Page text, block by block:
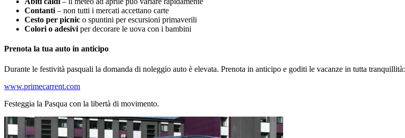
Contanti – non tutti i mercati accettano carte
Cesto per picnic o spuntini per escursioni primaverili
Colori o adesivi per decorare le uova con i bambini
Prenota la tua auto in anticipo
Durante le festività pasquali la domanda di noleggio auto è elevata. Prenota in anticipo e goditi le vacanze in tutta tranquillità:
www.primecarrent.com
Festeggia la Pasqua con la libertà di movimento.